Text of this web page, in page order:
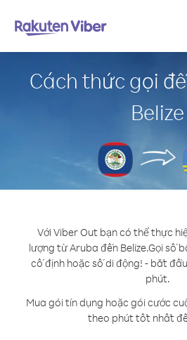
Cách thức gọi
Belize
Với Viber Out bạn có thể thực
lượng từ Aruba đến Belize.Gọi số
cố định hoặc số di động! - bắt
phút.
Mua gói tín dụng hoặc gói cước
theo phút tốt nhất